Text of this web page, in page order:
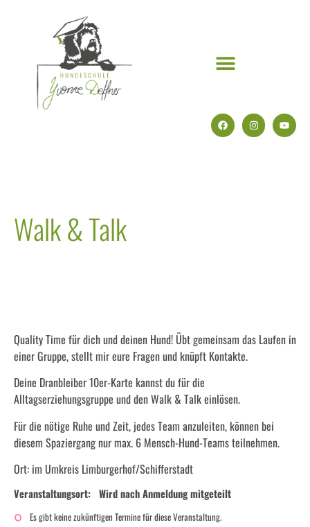
Walk & Talk
Quality Time für dich und deinen Hund! Übt gemeinsam das Laufen in
einer Gruppe, stellt mir eure Fragen und knüpft Kontakte.
Deine Dranbleiber 10er-Karte kannst du für die
Alltagserziehungsgruppe und den Walk & Talk einlösen.
Für die nötige Ruhe und Zeit, jedes Team anzuleiten, können bei
diesem Spaziergang nur max. 6 Mensch-Hund-Teams teilnehmen.
Ort: im Umkreis Limburgerhof/Schifferstadt
Veranstaltungsort: Wird nach Anmeldung mitgeteilt
Es gibt keine zukünftigen Termine für diese Veranstaltung.